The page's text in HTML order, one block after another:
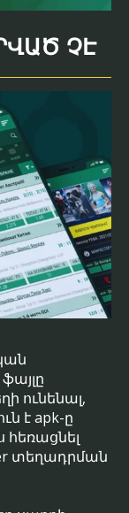
ՉԷ
ունենալ,
է apk-ը
հեռացնել
տեղադրման